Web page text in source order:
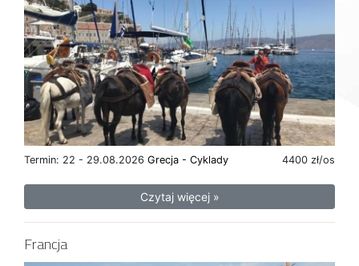
Termin: 22 - 29.08.2026 4400 zł/os
Grecja - Cyklady
Czytaj więcej »
Francja